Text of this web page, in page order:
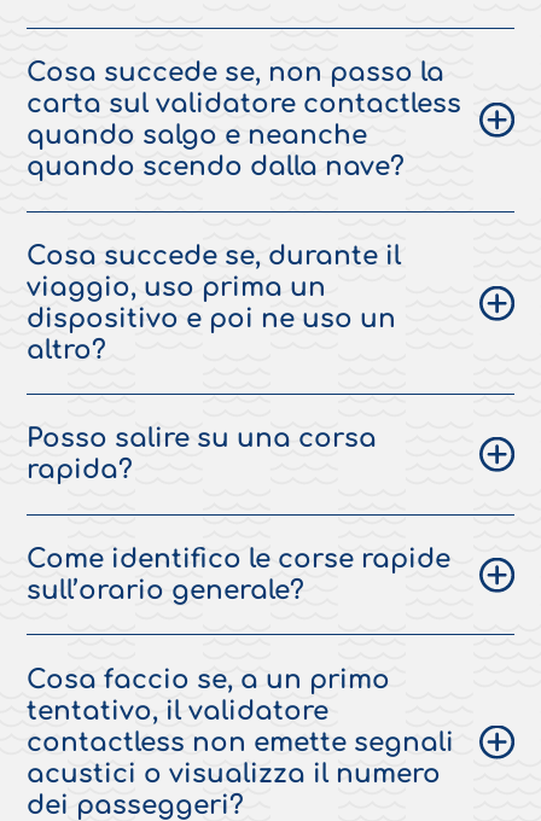
Cosa succede se, non passo la
carta sul validatore contactless
quando salgo e neanche
quando scendo dalla nave?
Cosa succede se, durante il
viaggio, uso prima un
dispositivo e poi ne uso un
altro?
Posso salire su una corsa
rapida?
Come identifico le corse rapide
sull’orario generale?
Cosa faccio se, a un primo
tentativo, il validatore
contactless non emette segnali
acustici o visualizza il numero
dei passeggeri?